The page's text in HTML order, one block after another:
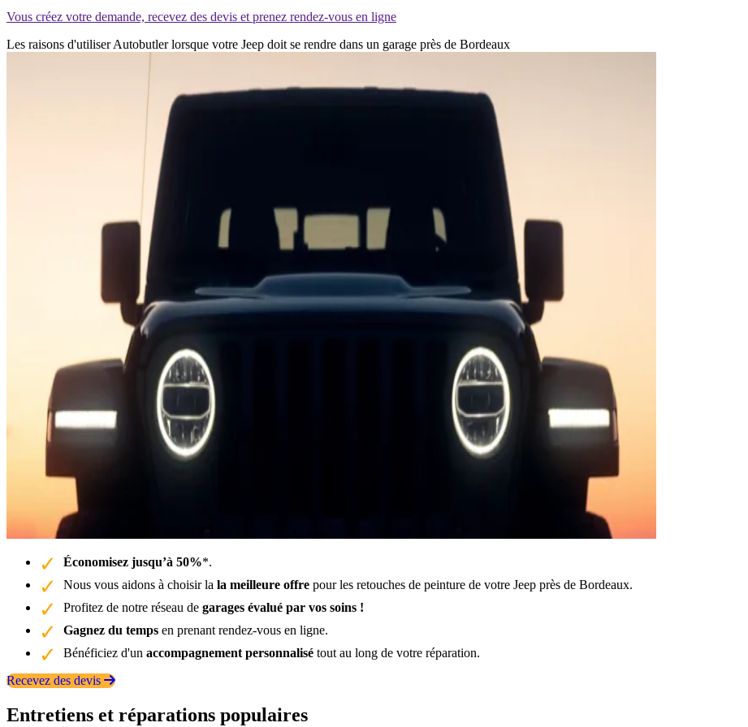
Vous créez votre demande, recevez des devis et prenez rendez-vous en ligne
Les raisons d'utiliser Autobutler lorsque votre Jeep doit se rendre dans un garage près de Bordeaux
Économisez jusqu’à 50%*.
Nous vous aidons à choisir la la meilleure offre pour les retouches de peinture de votre Jeep près de Bordeaux.
Profitez de notre réseau de garages évalué par vos soins !
Gagnez du temps en prenant rendez-vous en ligne.
Bénéficiez d'un accompagnement personnalisé tout au long de votre réparation.
Recevez des devis
Entretiens et réparations populaires